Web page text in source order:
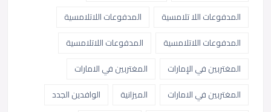
المدفوعات اللا تلامسية
المدفوعات اللاتلامسية
المدفوعات اللاتلامسية
المدفوعات اللاتلامسية
المغتربين في الإمارات
المغتربين في الامارات
المغتربين في الامارات
الميزانية
الوافدين الجدد